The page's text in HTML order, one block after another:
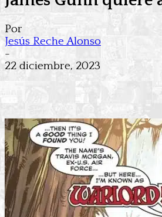
Por
Jesús Reche Alonso
-
22 diciembre, 2023